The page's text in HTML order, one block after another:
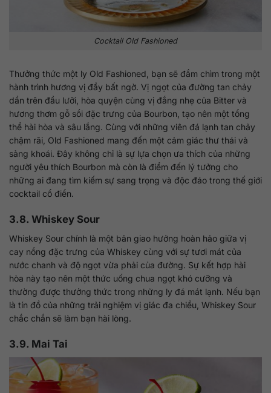
Cocktail Old Fashioned
Thưởng thức một ly Old Fashioned, bạn sẽ đắm chìm trong một
hành trình hương vị đầy bất ngờ. Vị ngọt của đường tan chảy
dần trên đầu lưỡi, hòa quyện cùng vị đắng nhẹ của Bitter và
hương thơm gỗ sồi đặc trưng của Bourbon, tạo nên một tổng
thể hài hòa và sâu lắng. Cùng với những viên đá lạnh tan chảy
chậm rãi, Old Fashioned mang đến một cảm giác thư thái và
sảng khoái. Đây không chỉ là sự lựa chọn ưa thích của những
người yêu thích Bourbon mà còn là điểm đến lý tưởng cho
những ai đang tìm kiếm sự sang trọng và độc đáo trong thế giới
cocktail cổ điển.
3.8. Whiskey Sour
Whiskey Sour chính là một bản giao hưởng hoàn hảo giữa vị
cay nồng đặc trưng của Whiskey cùng với sự tươi mát của
nước chanh và độ ngọt vừa phải của đường. Sự kết hợp hài
hòa này tạo nên một thức uống chua ngọt khó cưỡng và
thường được thưởng thức trong những ly đá mát lạnh. Nếu bạn
là tín đồ của những trải nghiệm vị giác đa chiều, Whiskey Sour
chắc chắn sẽ làm bạn hài lòng.
3.9. Mai Tai